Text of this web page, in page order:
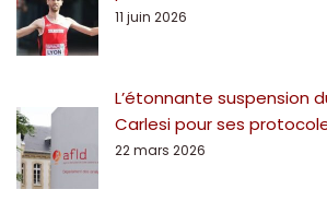
11 juin 2026
L’étonnante suspension
Carlesi pour ses
22 mars 2026